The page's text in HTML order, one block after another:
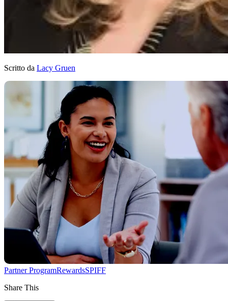
Scritto da Lacy Gruen
Partner ProgramRewardsSPIFF
Share This